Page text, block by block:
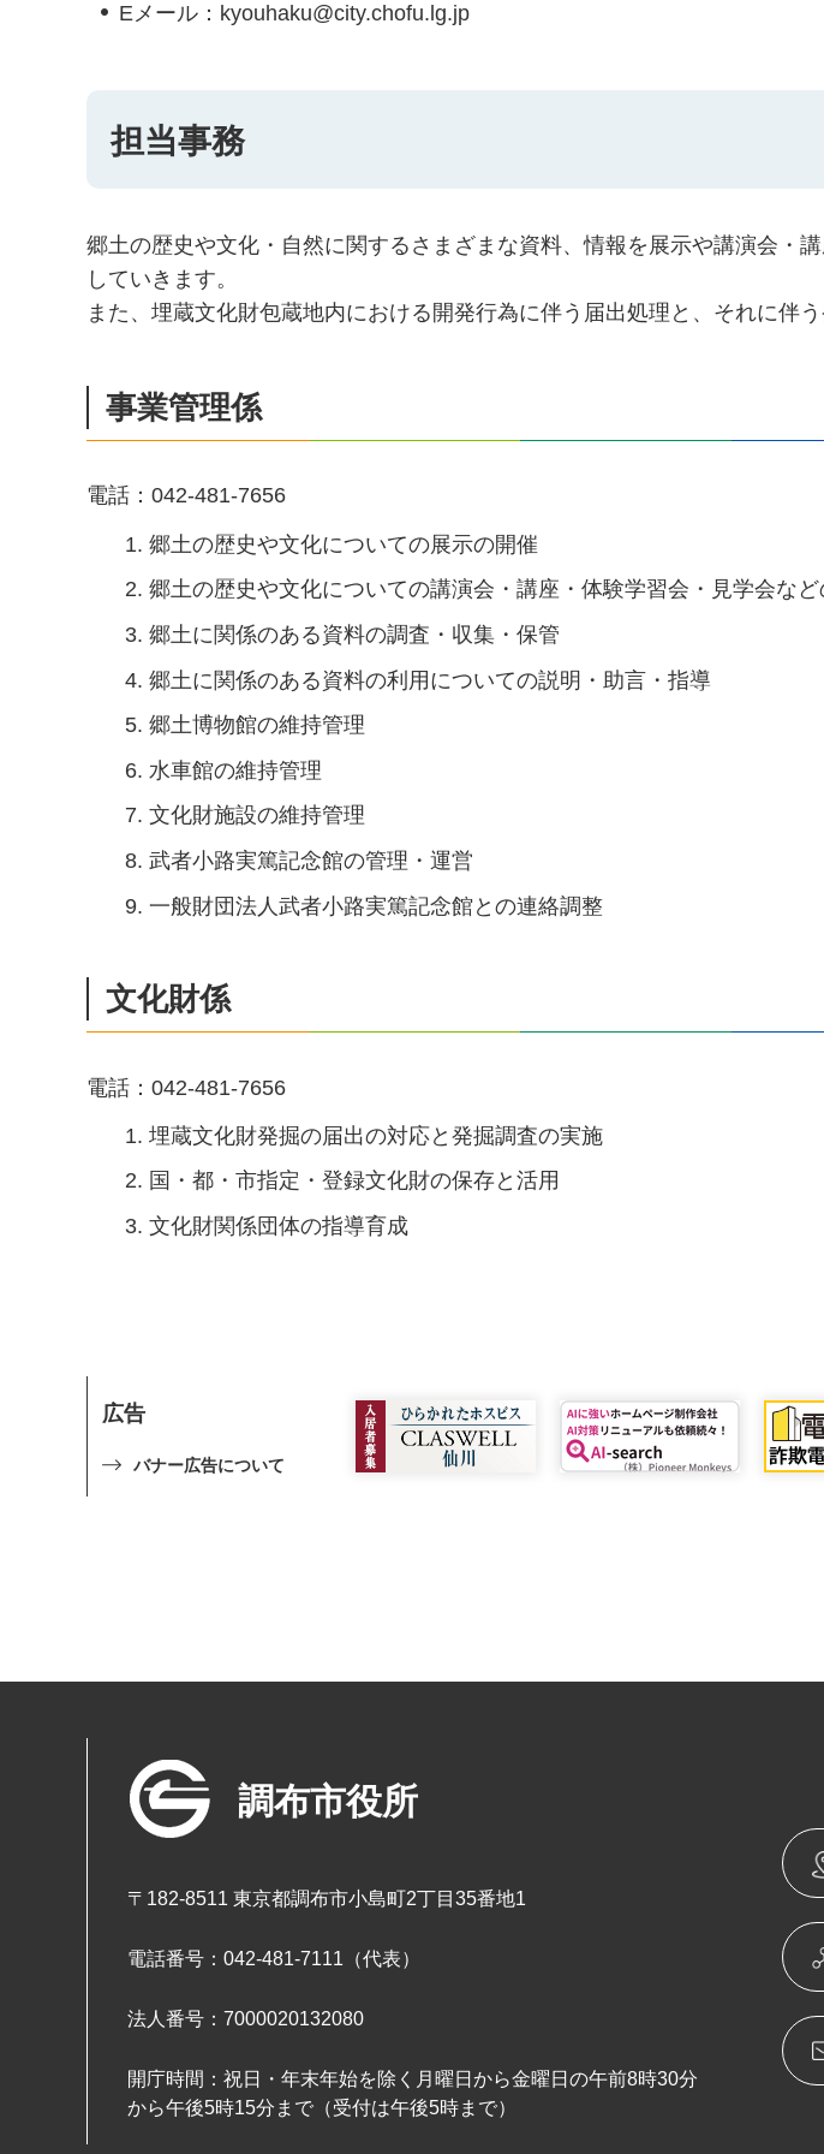
Eメール：kyouhaku@city.chofu.lg.jp
担当事務
郷土の歴史や文化・自然に関するさまざまな資料、情報を展示や講演会・
していきます。
また、埋蔵文化財包蔵地内における開発行為に伴う届出処理と、それに伴
事業管理係
電話：042-481-7656
郷土の歴史や文化についての展示の開催
郷土の歴史や文化についての講演会・講座・体験学習会・見学会など
郷土に関係のある資料の調査・収集・保管
郷土に関係のある資料の利用についての説明・助言・指導
郷土博物館の維持管理
水車館の維持管理
文化財施設の維持管理
武者小路実篤記念館の管理・運営
一般財団法人武者小路実篤記念館との連絡調整
文化財係
電話：042-481-7656
埋蔵文化財発掘の届出の対応と発掘調査の実施
国・都・市指定・登録文化財の保存と活用
文化財関係団体の指導育成
広告
バナー広告について
調布市役所
〒182-8511 東京都調布市小島町2丁目35番地1
電話番号：042-481-7111（代表）
法人番号：7000020132080
開庁時間：祝日・年末年始を除く月曜日から金曜日の午前8時30分
から午後5時15分まで（受付は午後5時まで）